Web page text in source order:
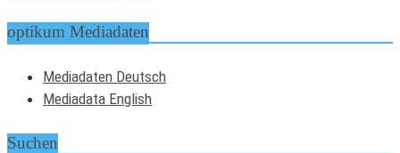
optikum Mediadaten
Mediadaten Deutsch
Mediadata English
Suchen